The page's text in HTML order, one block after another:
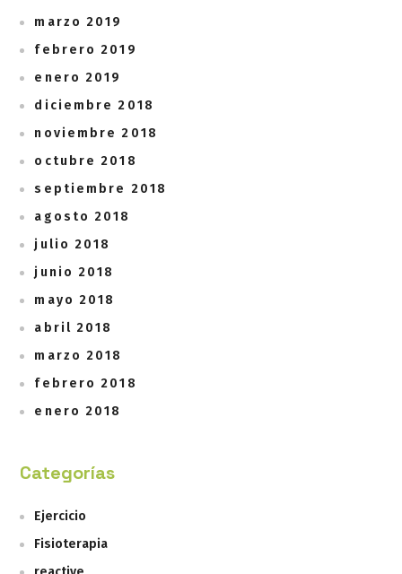
marzo 2019
febrero 2019
enero 2019
diciembre 2018
noviembre 2018
octubre 2018
septiembre 2018
agosto 2018
julio 2018
junio 2018
mayo 2018
abril 2018
marzo 2018
febrero 2018
enero 2018
Categorías
Ejercicio
Fisioterapia